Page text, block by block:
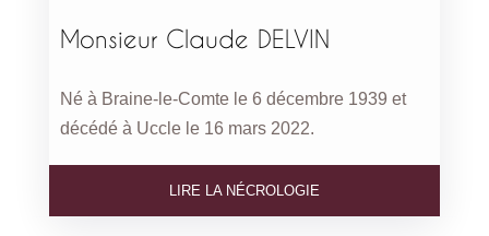
Monsieur Claude DELVIN
Né à Braine-le-Comte le 6 décembre 1939 et
décédé à Uccle le 16 mars 2022.
LIRE LA NÉCROLOGIE